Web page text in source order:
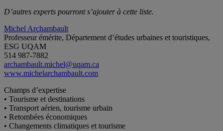
D’autres experts pourront s’ajouter à cette liste.
Michel Archambault
Professeur émérite, Département d’études urbaines et touristiques,
ESG UQAM
514 987-7882
archambault.michel@uqam.ca
www.michelarchambault.com
Champs d’expertise
• Tourisme et destinations
• Transport aérien, tourisme urbain
• Retombées économiques
• Changements climatiques et tourisme